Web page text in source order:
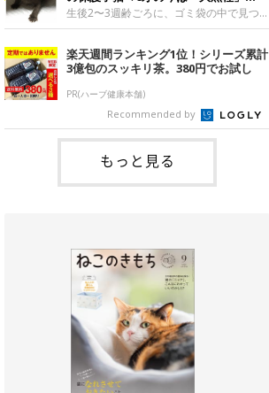
@Kingponzuその日は気温が35℃を
こちらの動画は、ももちゃんが生後2カ月
を過ぎたころ、お迎え2日目に撮影された
ため、当時はケージの中で過ごしていまし
た。鳴いてアピールするももち
Instagramユーザー@shibainu_rintaroさ
んの愛猫・夏目（なつめ）ちゃん（取材時
3才）。工事現場で親猫とはぐれたとみら
れ、保護された当時は生後2カ月ほどだっ
たといいます。新しい飼い主を探すつもり
が……保護されてケージに入っている夏目
ちゃん。@shibainu_rintaro夏目ちゃんを
保護したのは、以前、飼い主さんの愛猫・
ちくわく
に！ 美しい黒猫に成長した姿にグッ
とくる
生後2〜3週齢ごろに、ゴミ袋の中で見つか
った小さな命。ミルクから育てられたその
子猫は今、家族に欠かせない存在へと成長
しました。ゴミ袋の中で見つかった、ミニ
モグラのような子猫よちよち歩きをしてい
たころの、生後2〜3週齢ごろのドンちゃ
ん。@doddou_1今回紹介するのは、
X（旧Twitter）ユーザー@doddou_1さん
の愛猫・ドンちゃん（取材時、推定6才／
本名：ドミトリー・ドンスコイ）。ドンち
ゃんは、保護猫でした。ドンちゃんが見つ
かったのは、飼い主さんの姉の勤め先の敷
楽天週間ランキング1位！シリーズ累計
3億包のスッキリ茶。380円でお試し
PR(ハーブ健康本舗)
Recommended by
もっと見る